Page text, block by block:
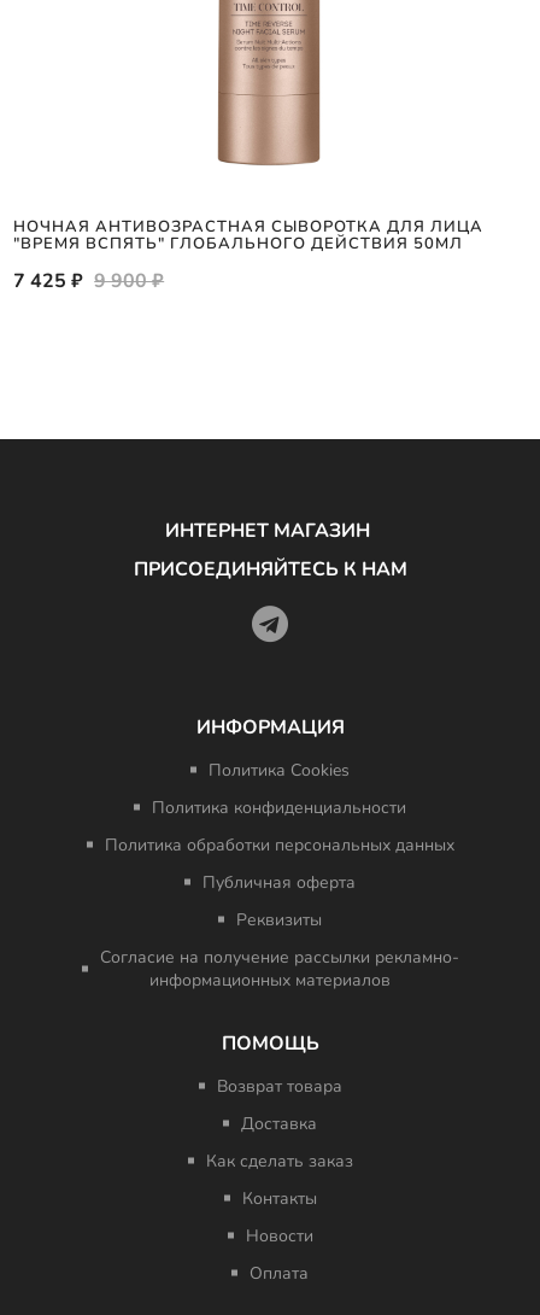
НОЧНАЯ АНТИВОЗРАСТНАЯ СЫВОРОТКА ДЛЯ ЛИЦА
"ВРЕМЯ ВСПЯТЬ" ГЛОБАЛЬНОГО ДЕЙСТВИЯ 50МЛ
7 425 ₽ 9 900 ₽
ИНТЕРНЕТ МАГАЗИН
ПРИСОЕДИНЯЙТЕСЬ К НАМ
ИНФОРМАЦИЯ
Политика Cookies
Политика конфиденциальности
Политика обработки персональных данных
Публичная оферта
Реквизиты
Согласие на получение рассылки рекламно-
информационных материалов
ПОМОЩЬ
Возврат товара
Доставка
Как сделать заказ
Контакты
Новости
Оплата